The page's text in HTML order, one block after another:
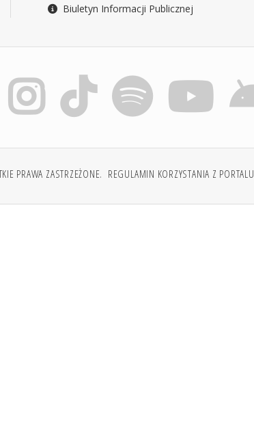
Biuletyn Informacji Publicznej
PRAWA ZASTRZEŻONE. REGULAMIN KORZYSTANIA Z PORTALU